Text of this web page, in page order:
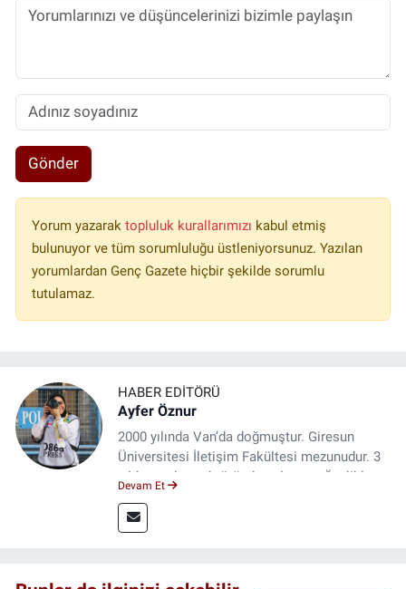
Gönder
Yorum yazarak topluluk kurallarımızı kabul etmiş
bulunuyor ve tüm sorumluluğu üstleniyorsunuz. Yazılan
yorumlardan Genç Gazete hiçbir şekilde sorumlu
tutulamaz.
HABER EDITÖRÜ
Ayfer Öznur
2000 yılında Van’da doğmuştur. Giresun
Üniversitesi İletişim Fakültesi mezunudur. 3
yıldır medya sektöründe çalışıyor. Özelikle
Devam Et